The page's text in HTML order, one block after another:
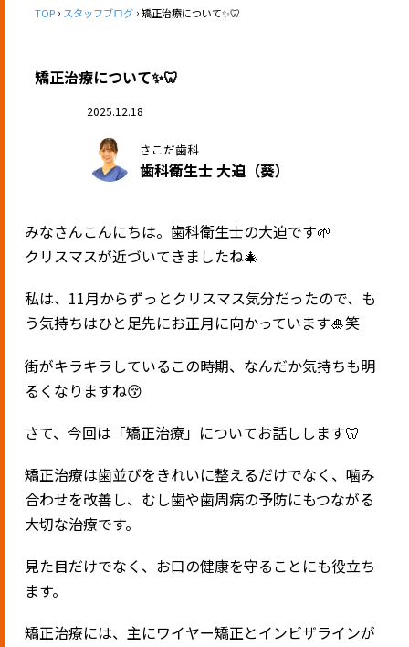
TOP スタッフブログ 矯正治療について✨🦷
矯正治療について✨🦷
2025.12.18
さこだ歯科
歯科衛生士 大迫（葵）
みなさんこんにちは。歯科衛生士の大迫です🌱
クリスマスが近づいてきましたね🎄
私は、11月からずっとクリスマス気分だったので、も
う気持ちはひと足先にお正月に向かっています🎍笑
街がキラキラしているこの時期、なんだか気持ちも明
るくなりますね😚
さて、今回は「矯正治療」についてお話しします🦷
矯正治療は歯並びをきれいに整えるだけでなく、噛み
合わせを改善し、むし歯や歯周病の予防にもつながる
大切な治療です。
見た目だけでなく、お口の健康を守ることにも役立ち
ます。
矯正治療には、主にワイヤー矯正とインビザラインが